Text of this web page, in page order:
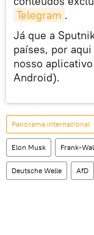
Telegram .
Já que a
países, por
nosso
Android).
Panorama internacional
Elon Musk Frank-
Deutsche Welle AfD